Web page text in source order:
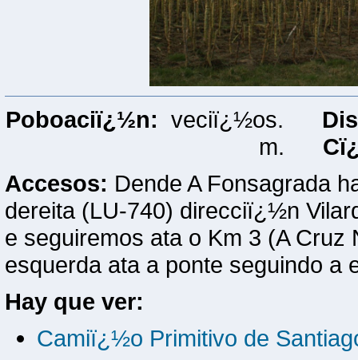
Poboaciï¿½n: veciï¿½os.
m.
Accesos: Dende A Fonsagrada
dereita (LU-740) direcciï¿½n
e seguiremos ata o Km 3 (A
esquerda ata a ponte seguindo a
Hay que ver:
Camiï¿½o Primitivo de